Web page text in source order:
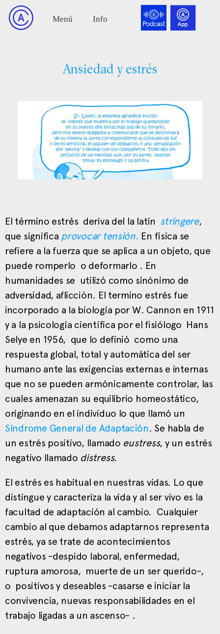
Ansiedad y estrés
El término estrés deriva del la latín stringere,
que significa provocar tensión. En física se
refiere a la fuerza que se aplica a un objeto, que
puede romperlo o deformarlo . En
humanidades se utilizó como sinónimo de
adversidad, aflicción. El termino estrés fue
incorporado a la biología por W. Cannon en 1911
y a la psicología científica por el fisiólogo Hans
Selye en 1956, que lo definió como una
respuesta global, total y automática del ser
humano ante las exigencias externas e internas
que no se pueden armónicamente controlar, las
cuales amenazan su equilibrio homeostático,
originando en el individuo lo que llamó un
Síndrome General de Adaptación. Se habla de
un estrés positivo, llamado eustress, y un estrés
negativo llamado distress.
El estrés es habitual en nuestras vidas. Lo que
distingue y caracteriza la vida y al ser vivo es la
facultad de adaptación al cambio. Cualquier
cambio al que debamos adaptarnos representa
estrés, ya se trate de acontecimientos
negativos -despido laboral, enfermedad,
ruptura amorosa, muerte de un ser querido-,
o positivos y deseables -casarse e iniciar la
convivencia, nuevas responsabilidades en el
trabajo ligadas a un ascenso- .